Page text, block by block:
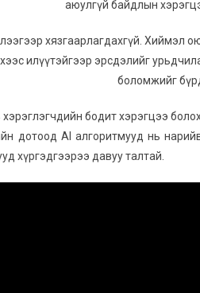
аюулгүй байдлын
хязгаарлагдахгүй.
илүүтэйгээр эрсдэлийг
боломжийг
бодит хэрэгцээ
дотоод AI алгоритмууд нь
хүргэдгээрээ давуу талтай.